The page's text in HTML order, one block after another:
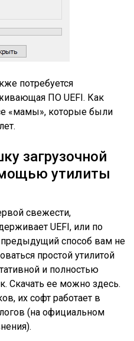
потребуется
ПО UEFI. Как
«мамы», которые были
загрузочной
утилиты
свежести,
UEFI, или по
способ вам не
простой утилитой
и полностью
Скачать ее можно здесь.
их софт работает в
(на официальном